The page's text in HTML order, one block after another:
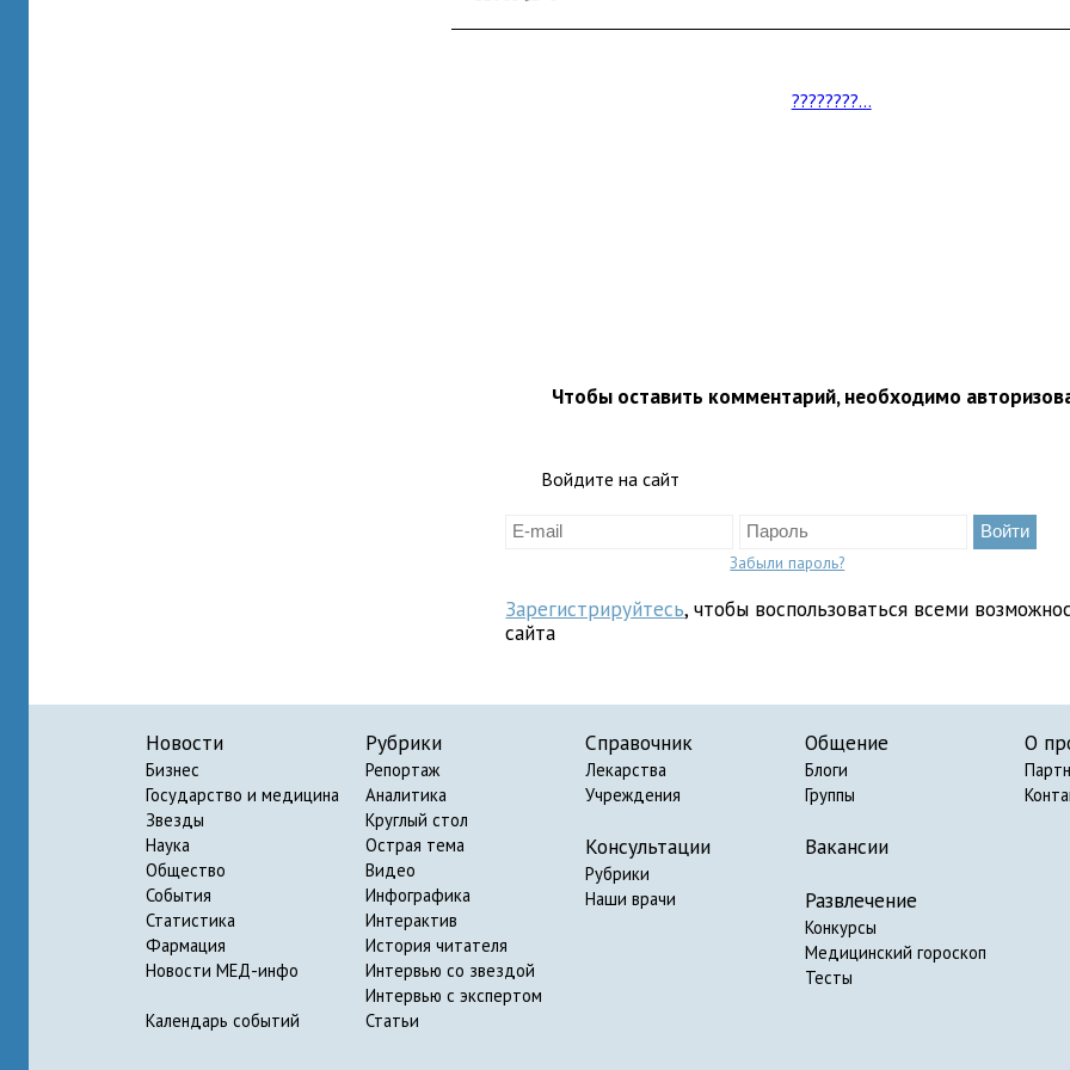
????????...
Чтобы оставить комментарий, необходимо
Войдите на сайт
Забыли пароль?
Зарегистрируйтесь, чтобы воспользоваться всеми
сайта
Новости
Бизнес
Государство и медицина
Звезды
Наука
Общество
События
Статистика
Фармация
Новости МЕД-инфо
Календарь событий
Рубрики
Репортаж
Аналитика
Круглый стол
Острая тема
Видео
Инфографика
Интерактив
История читателя
Интервью со звездой
Интервью с экспертом
Статьи
Справочник
Лекарства
Учреждения
Консультации
Рубрики
Наши врачи
Общение
Блоги
Группы
Вакансии
Развлечение
Конкурсы
Медицинский гороскоп
Тесты
О